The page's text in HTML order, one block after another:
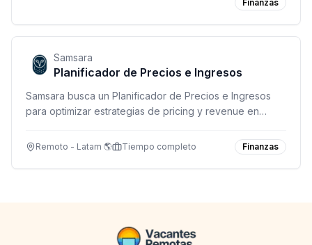
Finanzas
Samsara
Planificador de Precios e Ingresos
Samsara busca un Planificador de Precios e Ingresos
para optimizar estrategias de pricing y revenue en
USA (excepto SF, NYC y Washington DC).
Remoto - Latam 🌎 Tiempo completo Finanzas